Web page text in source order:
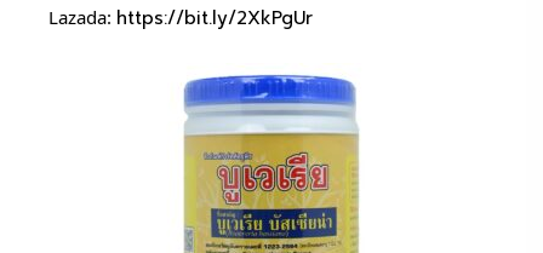
Lazada: https://bit.ly/2XkPgUr